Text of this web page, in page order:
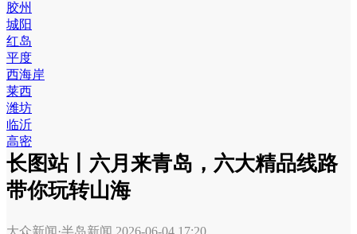
胶州
城阳
红岛
平度
西海岸
莱西
潍坊
临沂
高密
长图站丨六月来青岛，六大精品线路
带你玩转山海